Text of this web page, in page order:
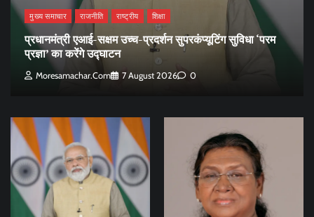
मुख्य समाचार राजनीति राष्ट्रीय शिक्षा
प्रधानमंत्री एआई-सक्षम उच्च-प्रदर्शन सुपरकंप्यूटिंग सुविधा ‘परम
प्रज्ञा’ का करेंगे उद्घाटन
Moresamachar.com 7 August 2026 0